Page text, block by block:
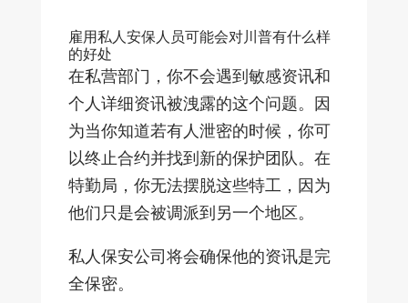
雇用私人安保人员可能会对川普有什么样
的好处
在私营部门，你不会遇到敏感资讯和
个人详细资讯被洩露的这个问题。因
为当你知道若有人泄密的时候，你可
以终止合约并找到新的保护团队。在
特勤局，你无法摆脱这些特工，因为
他们只是会被调派到另一个地区。
私人保安公司将会确保他的资讯是完
全保密。